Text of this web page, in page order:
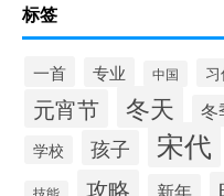
标签
一首 专业 中国
元宵节 冬天 冬
学校
孩子 宋代
攻略 新年